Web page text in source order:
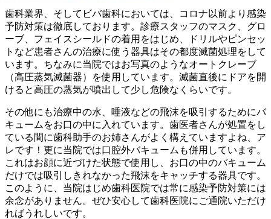
歯科業界、そしてビバ歯科においては、コロナ以前より感染
予防対策は徹底しております。診療スタッフのマスク、グロ
ーブ、フェイスシールドの着用をはじめ、ドリルやピンセッ
トなど患者さんの治療に使う器具はその都度滅菌処理をして
います。ちなみに当院ではお写真のようなオートクレーブ
（高圧蒸気滅菌器）を使用しています。滅菌直後にドアを開
けると高圧の蒸気が噴出して少し危険なくらいです。
その他にも治療中の水、唾液などの飛沫を吸引するためにバ
キュームをお口の中に入れています。歯医者さんが処置をし
ている間に歯科助手のお姉さんがよく構えていますよね、ア
レです！更に当院では口腔外バキュームも併用しています。
これはお顔に近づけた状態で使用し、お口の中のバキューム
だけでは吸引しきれなかった飛沫をキャッチする器具です。
このように、当院はじめ歯科医院では常に感染予防対策には
余念がありません。ぜひ安心して歯科医院にご通院いただけ
ればうれしいです。